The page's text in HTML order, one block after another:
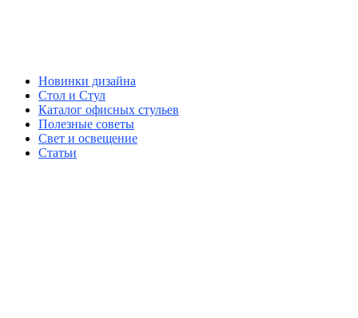
Новинки дизайна
Стол и Стул
Каталог офисных стульев
Полезные советы
Свет и освещение
Статьи